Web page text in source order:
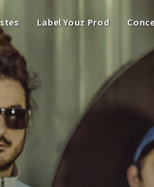
Label Youz Prod